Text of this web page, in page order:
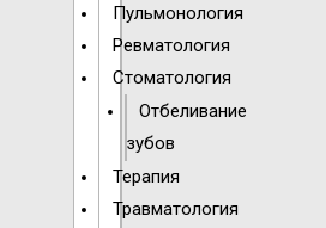
Пульмонология
Ревматология
Стоматология
Отбеливание
зубов
Терапия
Травматология